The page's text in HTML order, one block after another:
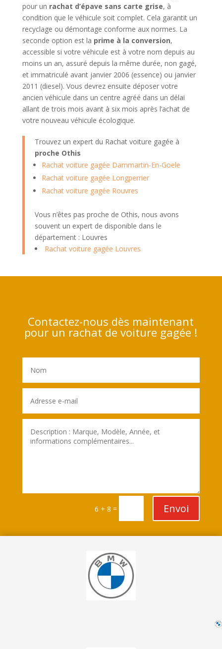
pour un rachat d’épave sans carte grise, à
condition que le véhicule soit complet. Cela garantit un
recyclage ou démontage conforme aux normes. La
seconde option est la prime à la conversion,
accessible si votre véhicule est à votre nom depuis au
moins un an, assuré depuis la même durée, non gagé,
et immatriculé avant janvier 2006 (essence) ou janvier
2011 (diesel). Vous devrez ensuite déposer votre
ancien véhicule dans un centre agréé dans un délai
allant de trois mois avant à six mois après l’achat de
votre nouveau véhicule écologique.
Trouvez un expert du Rachat voiture gagée à
proche Othis
Rachat voiture gagée Dammartin-En-Goele
Rachat voiture gagée Longperrier
Rachat voiture gagée Rouvres
Vous n’êtes pas proche de Othis, nous avons
souvent un expert de disponible dans le
département : Louvres
Rachat voiture gagée Louvres
Contactez-nous dès maintenant
pour un rachat de voiture gagée !
6 + 8 = Envoi